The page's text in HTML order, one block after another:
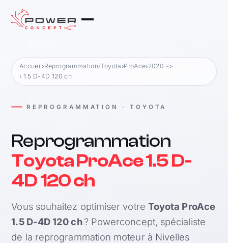
Accueil›Reprogrammation›Toyota ›ProAce›2020 ->
› 1.5 D-4D 120 ch
REPROGRAMMATION · TOYOTA
Reprogrammation
Toyota ProAce 1.5 D-
4D 120 ch
Vous souhaitez optimiser votre Toyota ProAce
1.5 D-4D 120 ch? Powerconcept, spécialiste
de la reprogrammation moteur à Nivelles